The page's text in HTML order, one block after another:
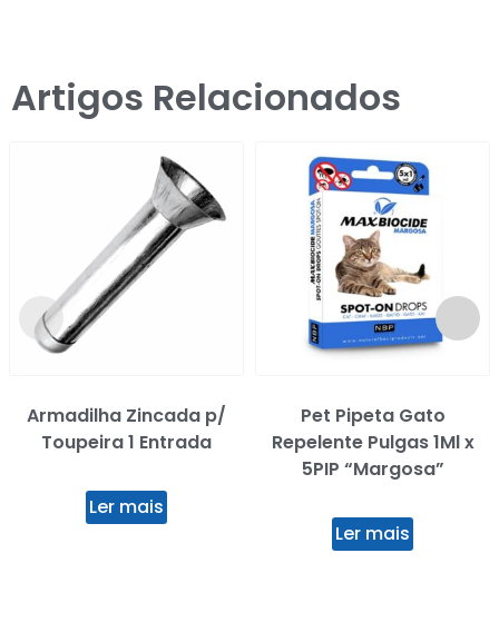
Artigos Relacionados
Armadilha Zincada p/
Toupeira 1 Entrada
Ler mais
Pet Pipeta Gato
Repelente Pulgas 1Ml x
5PIP “Margosa”
Ler mais